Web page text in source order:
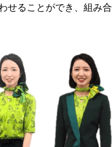
せることができ、組み合